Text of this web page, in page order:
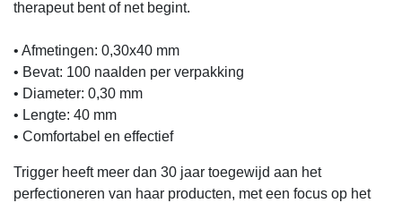
therapeut bent of net begint.
• Afmetingen: 0,30x40 mm
• Bevat: 100 naalden per verpakking
• Diameter: 0,30 mm
• Lengte: 40 mm
• Comfortabel en effectief
Trigger heeft meer dan 30 jaar toegewijd aan het
perfectioneren van haar producten, met een focus op het